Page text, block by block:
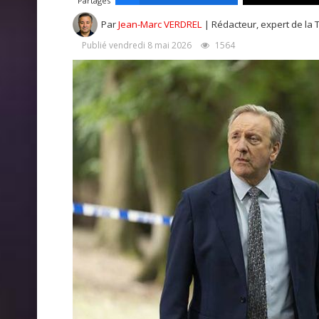
ParJean-Marc VERDREL | Rédacteur, expert de la
Publié vendredi 8 mai 2026 1564